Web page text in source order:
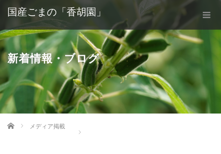
国産ごまの「香胡園」
新着情報・ブログ
Home メディア掲載